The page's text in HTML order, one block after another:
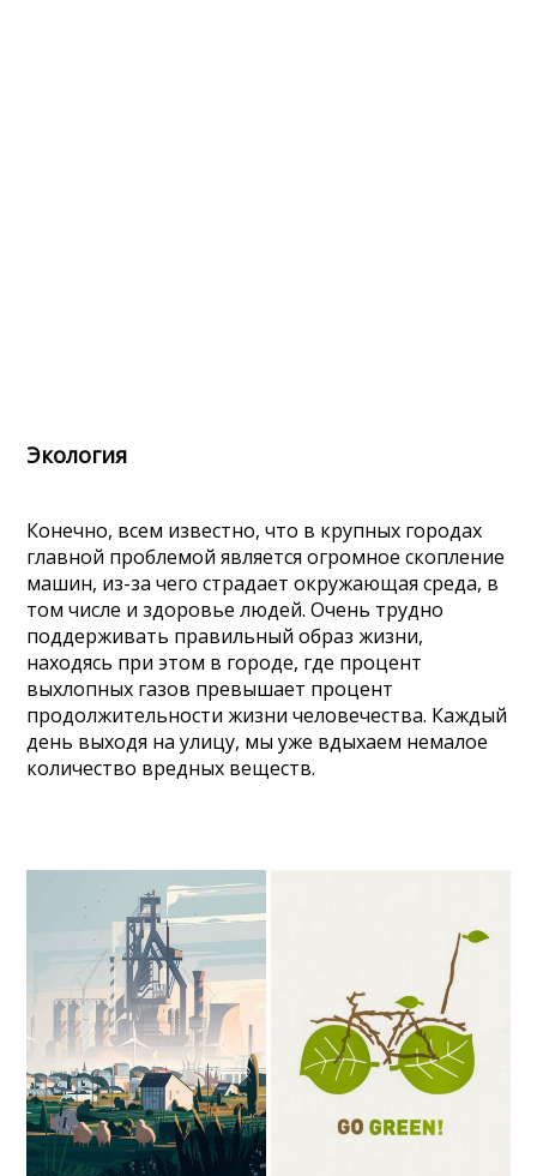
Экология
Конечно, всем известно, что в крупных городах
главной проблемой является огромное скопление
машин, из-за чего страдает окружающая среда, в
том числе и здоровье людей. Очень трудно
поддерживать правильный образ жизни,
находясь при этом в городе, где процент
выхлопных газов превышает процент
продолжительности жизни человечества. Каждый
день выходя на улицу, мы уже вдыхаем немалое
количество вредных веществ.